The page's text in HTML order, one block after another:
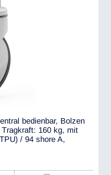
bedienbar, Bolzen
160 kg, mit
/ 94 shore A,